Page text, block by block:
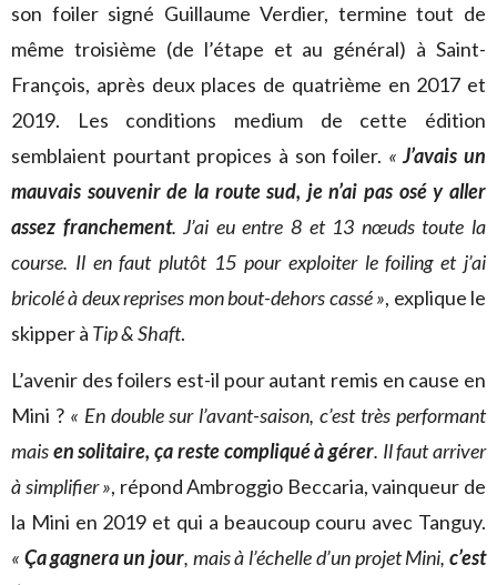
son foiler signé Guillaume Verdier, termine tout de
même troisième (de l’étape et au général) à Saint-
François, après deux places de quatrième en 2017 et
2019. Les conditions medium de cette édition
semblaient pourtant propices à son foiler. «J’avais un
mauvais souvenir de la route sud, je n’ai pas osé y aller
assez franchement. J’ai eu entre 8 et 13 nœuds toute la
course. Il en faut plutôt 15 pour exploiter le foiling et j’ai
bricolé à deux reprises mon bout-dehors cassé », explique le
skipper à Tip & Shaft.
L’avenir des foilers est-il pour autant remis en cause en
Mini ? « En double sur l’avant-saison, c’est très performant
maisen solitaire, ça reste compliqué à gérer. Il faut arriver
à simplifier », répond Ambroggio Beccaria, vainqueur de
la Mini en 2019 et qui a beaucoup couru avec Tanguy.
« Ça gagnera un jour, mais à l’échelle d’un projet Mini,c’est